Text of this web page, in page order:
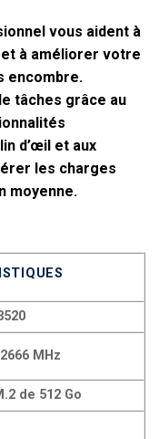
vous aident à
à améliorer votre
encombre.
tâches grâce au
d’œil et aux
les charges
moyenne.
MHz
de 512 Go